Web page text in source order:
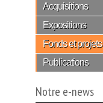
Acquisitions
Expositions
Fonds et projets
Publications
Notre e-news